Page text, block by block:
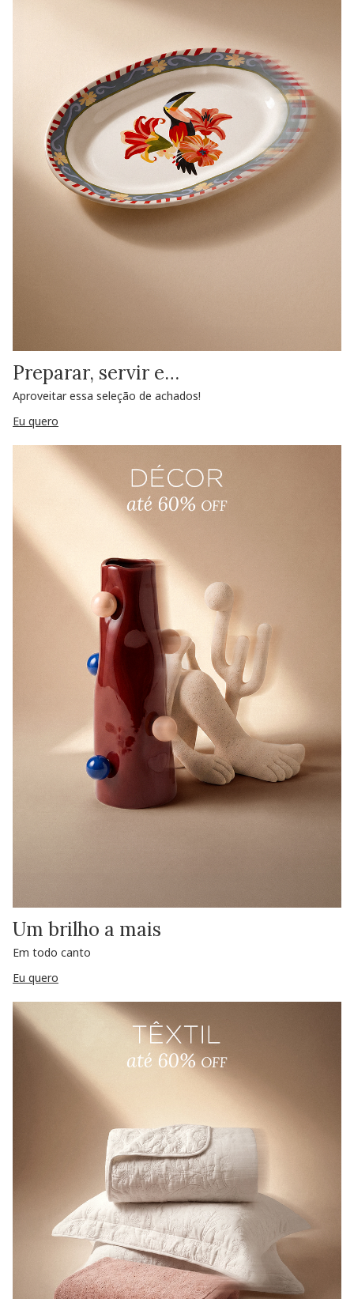
Preparar, servir e…
Aproveitar essa seleção de achados!
Eu quero
Um brilho a mais
Em todo canto
Eu quero